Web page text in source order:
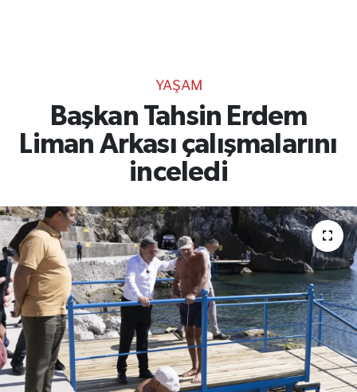
YAŞAM
Başkan Tahsin Erdem
Liman Arkası çalışmalarını
inceledi
RESMİ İLANLAR
Gencsesfm Canlı Dinle